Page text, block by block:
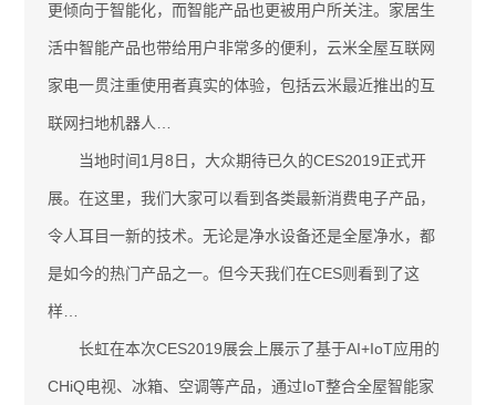
更倾向于智能化，而智能产品也更被用户所关注。家居生
活中智能产品也带给用户非常多的便利，云米全屋互联网
家电一贯注重使用者真实的体验，包括云米最近推出的互
联网扫地机器人…
当地时间1月8日，大众期待已久的CES2019正式开
展。在这里，我们大家可以看到各类最新消费电子产品，
令人耳目一新的技术。无论是净水设备还是全屋净水，都
是如今的热门产品之一。但今天我们在CES则看到了这
样…
长虹在本次CES2019展会上展示了基于AI+IoT应用的
CHiQ电视、冰箱、空调等产品，通过IoT整合全屋智能家